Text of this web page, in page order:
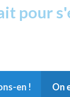
pour
en ! On